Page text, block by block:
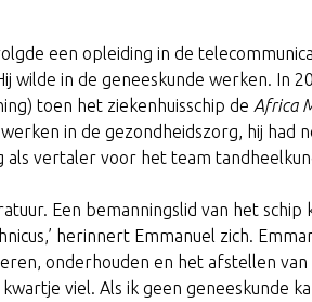
een opleiding in de
wilde in de geneeskunde werken. In
toen het ziekenhuisschip de Africa
in de gezondheidszorg, hij had
als vertaler voor het team
Een bemanningslid van het schip
herinnert Emmanuel zich.
onderhouden en het afstellen van
viel. Als ik geen geneeskunde